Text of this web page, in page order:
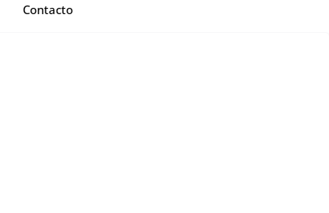
Contacto